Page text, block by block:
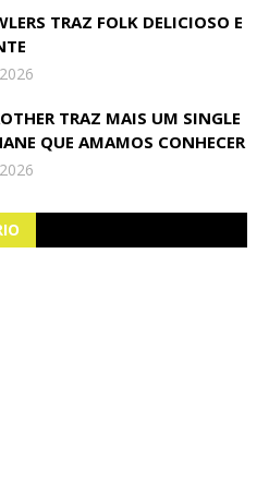
TRAZ FOLK DELICIOSO E
TRAZ MAIS UM SINGLE
QUE AMAMOS CONHECER